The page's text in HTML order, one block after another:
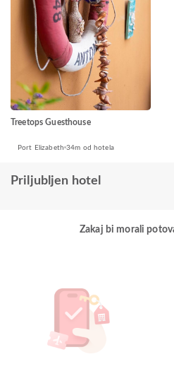
Treetops Guesthouse
Port Elizabeth 34m od hotela
Priljubljen hotel
Zakaj bi morali